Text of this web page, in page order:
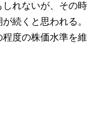
れないが、その時
続くと思われる。
度の株価水準を維